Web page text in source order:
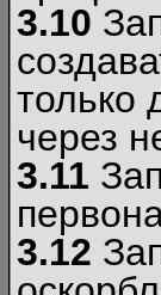
3.10
только
через
3.11
3.12